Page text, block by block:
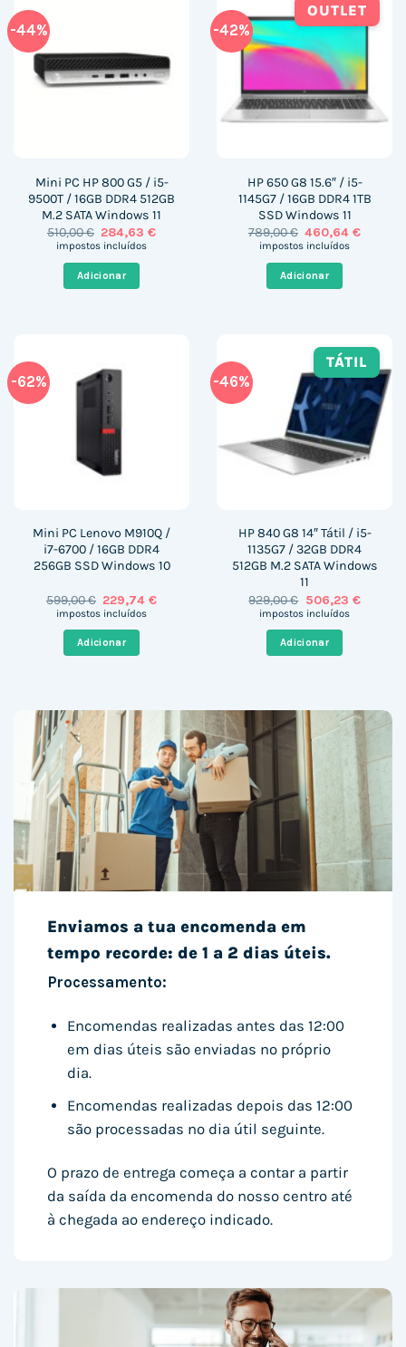
-44%
Mini PC HP 800 G5 / i5-
9500T / 16GB DDR4 512GB
M.2 SATA Windows 11
510,00€ O
preço
era:
510,00 €.
284,63€O
impostos incluídos
Adicionar
-42%
OUTLET
HP 650 G8 15.6″ / i5-
1145G7 / 16GB DDR4 1TB
SSD Windows 11
789,00€ O
preço
789,00 €.
460,64€O
impostos incluídos
Adicionar
-62%
Mini PC Lenovo M910Q /
i7-6700 / 16GB DDR4
256GB SSD Windows 10
599,00€ O
preço
era:
599,00 €.
229,74€O
impostos incluídos
Adicionar
-46%
TÁTIL
HP 840 G8 14″ Tátil / i5-
1135G7 / 32GB DDR4
512GB M.2 SATA Windows
11
929,00€ O
preço
era:
929,00 €.
506,23 €O
impostos incluídos
Adicionar
Enviamos a tua encomenda em
tempo recorde: de 1 a 2 dias úteis.
Processamento:
Encomendas realizadas antes das 12:00
em dias úteis são enviadas no próprio
dia.
Encomendas realizadas depois das 12:00
são processadas no dia útil seguinte.
O prazo de entrega começa a contar a partir
da saída da encomenda do nosso centro até
à chegada ao endereço indicado.